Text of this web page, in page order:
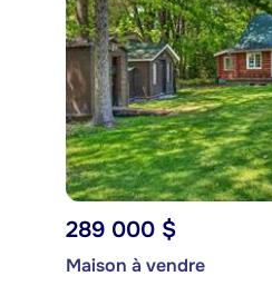
289 000 $
Maison à vendre